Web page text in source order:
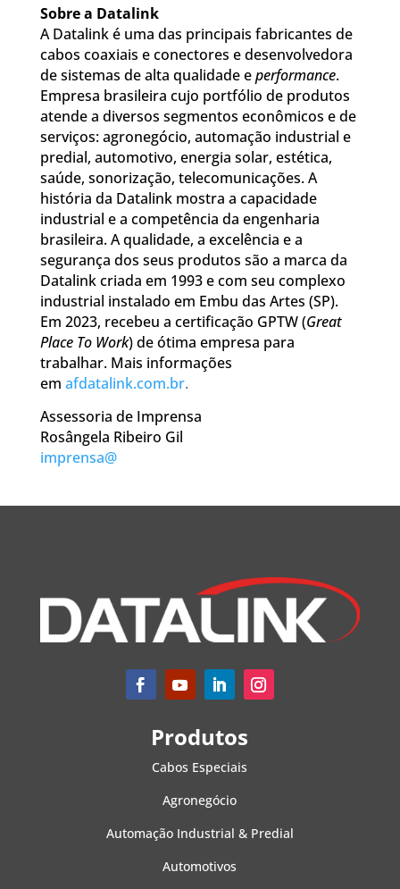
Sobre a Datalink
A Datalink é uma das principais fabricantes de
cabos coaxiais e conectores e desenvolvedora
de sistemas de alta qualidade eperformance.
Empresa brasileira cujo portfólio de produtos
atende a diversos segmentos econômicos e de
serviços: agronegócio, automação industrial e
predial, automotivo, energia solar, estética,
saúde, sonorização, telecomunicações. A
história da Datalink mostra a capacidade
industrial e a competência da engenharia
brasileira. A qualidade, a excelência e a
segurança dos seus produtos são a marca da
Datalink criada em 1993 e com seu complexo
industrial instalado em Embu das Artes (SP).
Em 2023, recebeu a certificação GPTW (Great
Place To Work) de ótima empresa para
trabalhar. Mais informações
em afdatalink.com.br.
Assessoria de Imprensa
Rosângela Ribeiro Gil
imprensa@
Produtos
Cabos Especiais
Agronegócio
Automação Industrial & Predial
Automotivos